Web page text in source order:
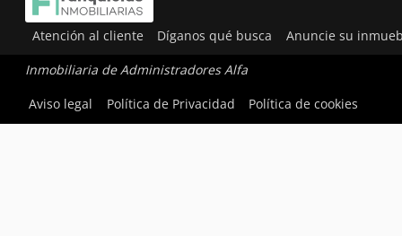
Atención al cliente Díganos qué busca Anuncie su
Inmobiliaria de Administradores Alfa
Aviso legal
Política de Privacidad Política de cookies